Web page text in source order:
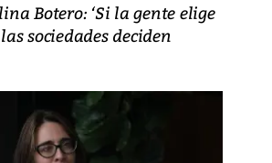
Botero: ‘Si la gente elige
sociedades deciden